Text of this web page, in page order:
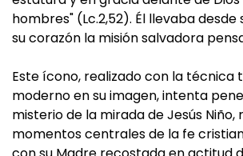
hombres" (Lc.2,52). Él llevaba
su corazón la misión salvadora
Este ícono, realizado con la técnica
moderno en su imagen, intenta
misterio de la mirada de Jesús Niño,
momentos centrales de la fe